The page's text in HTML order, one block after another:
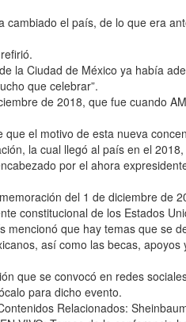
el país, de lo que era
la Ciudad de México ya había
que celebrar”.
de 2018, que fue cuando
el motivo de esta nueva
la cual llegó al país en el
por el ahora
del 1 de diciembre de
constitucional de los Estados
que hay temas que se
así como las becas,
que se convocó en redes
para dicho evento.
Relacionados: